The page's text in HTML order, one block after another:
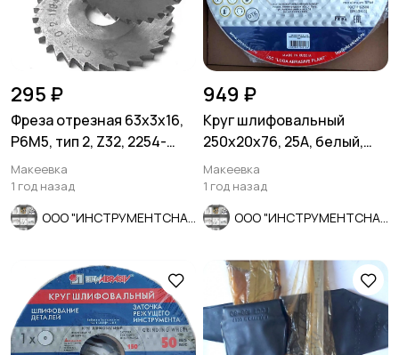
295 ₽
Фреза отрезная 63х3х16,
Р6М5, тип 2, Z32, 2254-
1194, СССР.
Макеевка
1 год назад
949 ₽
Круг шлифовальный
250х20х76, 25А, белый,
Р90, К 6 V 50, мелкое
зерно.
Макеевка
1 год назад